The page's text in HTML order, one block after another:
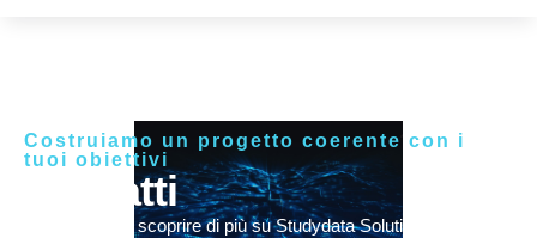
Costruiamo un progetto coerente con i
tuoi obiettivi
Contatti
Contattaci per scoprire di più su Studydata Solution!